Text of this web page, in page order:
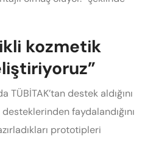
kozmetik
TÜBİTAK’tan destek aldığını
faydalandığını
prototipleri